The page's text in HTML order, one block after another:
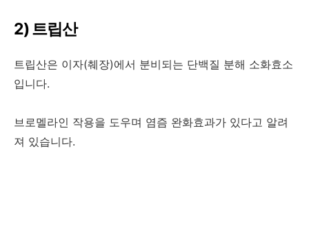
2) 트립산
트립산은 이자(췌장)에서 분비되는 단백질 분해 소화효소
입니다.
브로멜라인 작용을 도우며 염즘 완화효과가 있다고 알려
져 있습니다.